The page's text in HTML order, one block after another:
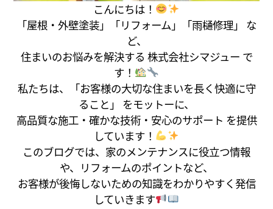
こんにちは！
「屋根・外壁塗装」「リフォーム」「雨樋修理」 な
ど、
住まいのお悩みを解決する 株式会社シマジュー で
す！
私たちは、「お客様の大切な住まいを長く快適に守
ること」 をモットーに、
高品質な施工・確かな技術・安心のサポート を提供
しています！
このブログでは、家のメンテナンスに役立つ情報
や、リフォームのポイントなど、
お客様が後悔しないための知識をわかりやすく発信
していきます